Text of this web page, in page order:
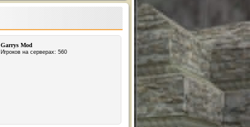
Garrys Mod
Игроков на серверах: 560